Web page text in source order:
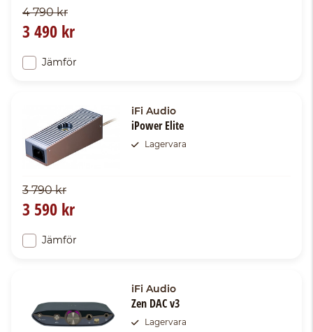
4 790 kr
3 490 kr
Jämför
iFi Audio
iPower Elite
Lagervara
3 790 kr
3 590 kr
Jämför
iFi Audio
Zen DAC v3
Lagervara